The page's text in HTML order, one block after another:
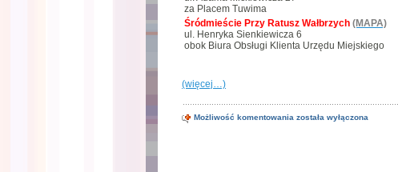
za Placem Tuwima
Śródmieście Przy Ratusz Wałbrzych (MAPA)
ul. Henryka Sienkiewicza 6
obok Biura Obsługi Klienta Urzędu Miejskiego
(więcej…)
Możliwość komentowania 10
została wyłączona